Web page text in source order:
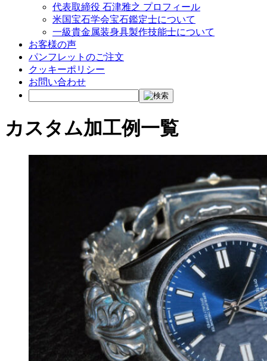
代表取締役 石津雅之 プロフィール
米国宝石学会宝石鑑定士について
一級貴金属装身具製作技能士について
お客様の声
パンフレットのご注文
クッキーポリシー
お問い合わせ
カスタム加工例一覧